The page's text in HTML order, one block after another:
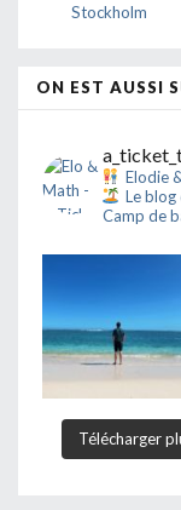
Stockholm
ON EST AUSSI
Elodie
Le blog
Camp de
Télécharger